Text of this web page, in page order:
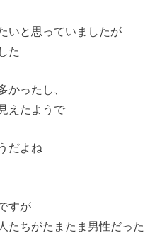
いと思っていましたが
た
かったし、
えたようで
だよね
すが
たちがたまたま男性だった